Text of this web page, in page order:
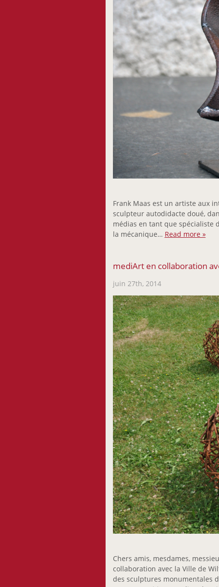
Frank Maas est un artiste aux
sculpteur autodidacte doué,
médias en tant que spécialiste
la mécanique… Read more »
mediArt en collaboration
juin 27th, 2014
Chers amis, mesdames,
collaboration avec la Ville de
des sculptures monumentales